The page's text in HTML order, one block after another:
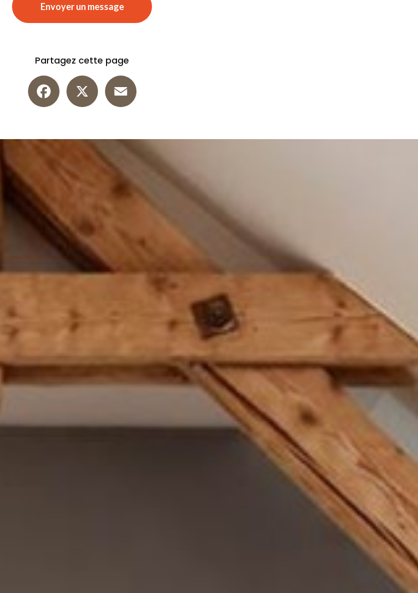
Envoyer un message
Partagez cette page
Facebook